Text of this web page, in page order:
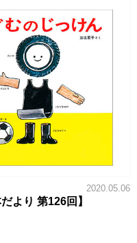
2020.05.06
より 第126回】